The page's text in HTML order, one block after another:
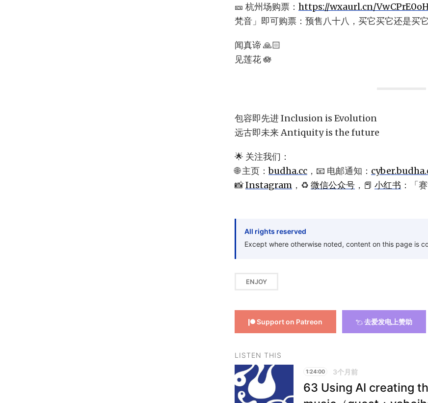
🎫 杭州场购票： https://wxaurl.cn/
梵音」即可购票：预售八十八，买它买它还是买
闻真谛 🙏🏻
见莲花 🪷
包容即先进 Inclusion is Evolution
远古即未来 Antiquity is the future
🌟 关注我们：
🌐 主页：budha.cc ，📧 电邮通知：
📸Instagram ，♻️ 微信公众号 ，📕 小红书 ：「
All rights reserved
Except where otherwise noted, content on this page is
ENJOY
Support on Patreon 去爱发电上赞助
LISTEN THIS
1:24:00 3个月前
63 Using AI creating